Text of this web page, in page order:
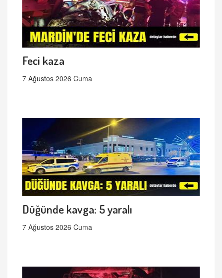
Feci kaza
7 Ağustos 2026 Cuma
Düğünde kavga: 5 yaralı
7 Ağustos 2026 Cuma